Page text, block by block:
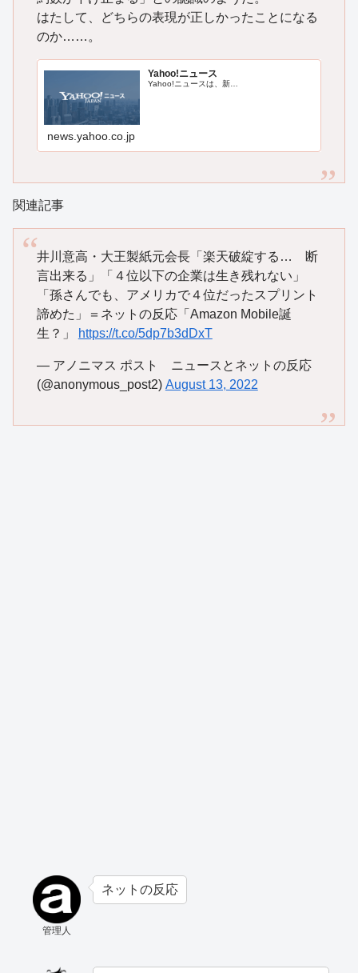
はたして、どちらの表現が正しかったことになる
のか……。
Yahoo!ニュース
Yahoo!ニュースは、新…
news.yahoo.co.jp
関連記事
井川意高・大王製紙元会長「楽天破綻する… 断
言出来る」「４位以下の企業は生き残れない」
「孫さんでも、アメリカで４位だったスプリント
諦めた」＝ネットの反応「Amazon Mobile誕
生？」
https://t.co/5dp7b3dDxT
— アノニマス ポスト ニュースとネットの反応
(@anonymous_post2) August 13, 2022
管理人
ネットの反応